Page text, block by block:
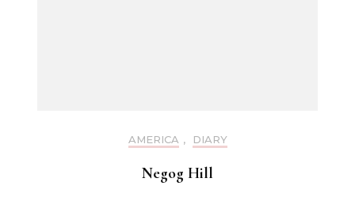
AMERICA , DIARY
Negog Hill